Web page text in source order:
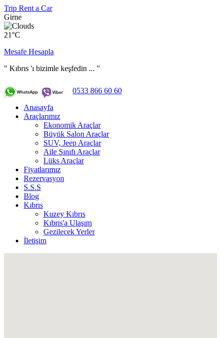
Trip Rent a Car
Girne
21°C
Mesafe Hesapla
" Kıbrıs 'ı bizimle keşfedin ... "
0533 866 60 60
Anasayfa
Araçlarımız
Ekonomik Araçlar
Büyük Salon Araçlar
SUV, Jeep Araçlar
Aile Sınıfı Araçlar
Lüks Araçlar
Fiyatlarımız
Rezervasyon
S.S.S
Blog
Kıbrıs
Kuzey Kıbrıs
Kıbrıs'a Ulaşım
Gezilecek Yerler
İletişim